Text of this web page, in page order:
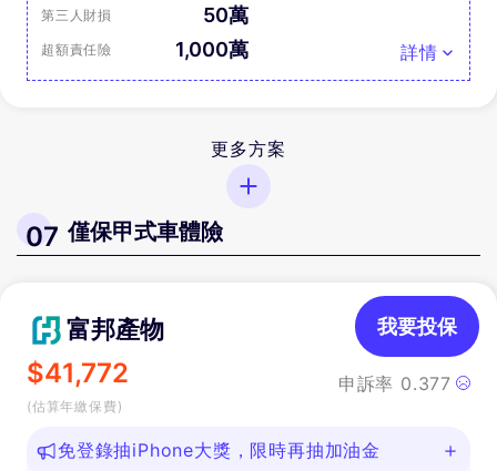
第三人財損 50萬
超額責任險 1,000萬 詳情
更多方案
07 僅保甲式車體險
富邦產物
$41,772
(估算年繳保費)
申訴率 0.377
我要投保
免登錄抽iPhone大獎，限時再抽加油金